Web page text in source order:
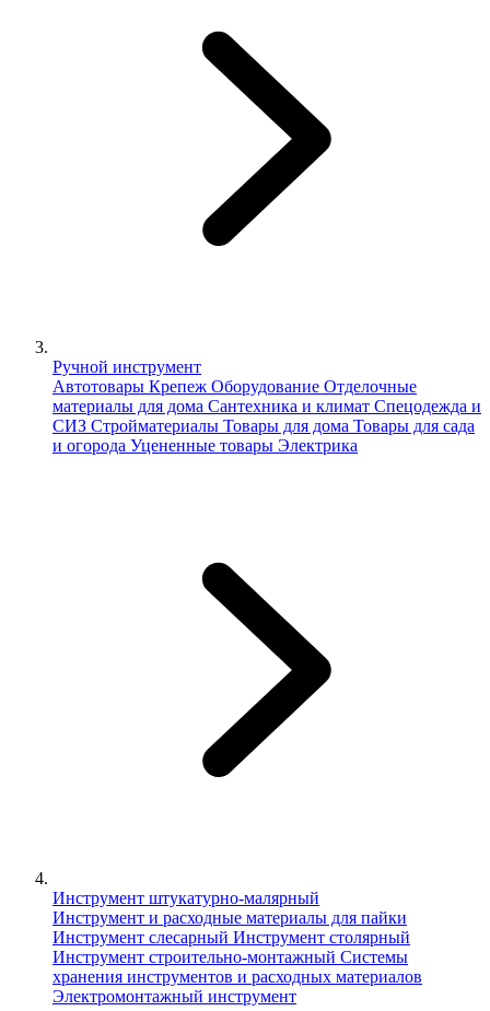
Ручной инструмент
Автотовары Крепеж Оборудование Отделочные
материалы для дома Сантехника и климат Спецодежда и
СИЗ Стройматериалы Товары для дома Товары для сада
и огорода Уцененные товары Электрика
Инструмент штукатурно-малярный
Инструмент и расходные материалы для пайки
Инструмент слесарный Инструмент столярный
Инструмент строительно-монтажный Сиcтемы
хранения инструментов и расходных материалов
Электромонтажный инструмент